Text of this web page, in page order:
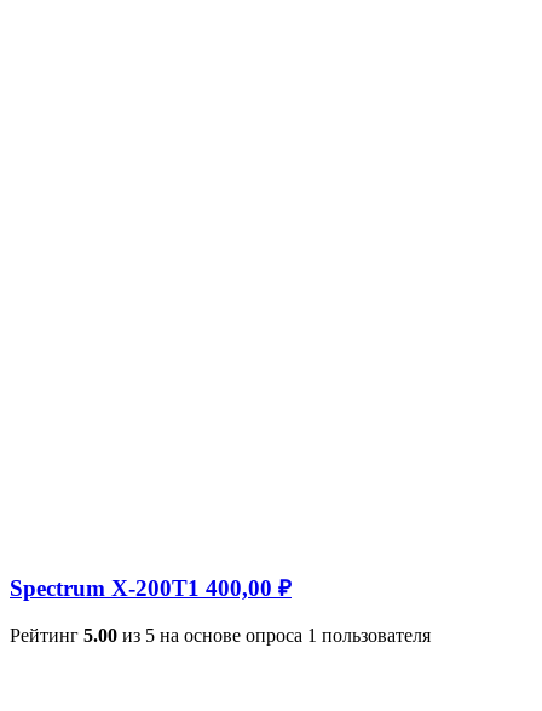
Spectrum X-200T1 400,00 ₽
Рейтинг 5.00 из 5 на основе опроса 1 пользователя